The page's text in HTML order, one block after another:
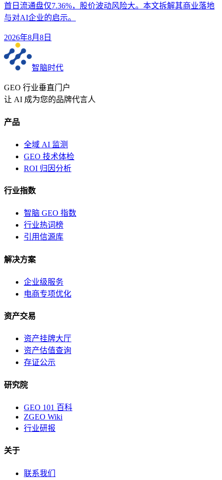
首日流通盘仅7.36%，股价波动风险大。本文拆解其商业落地
与对AI企业的启示。
2026年8月8日
智脑时代
GEO 行业垂直门户
让 AI 成为您的品牌代言人
产品
全域 AI 监测
GEO 技术体检
ROI 归因分析
行业指数
智脑 GEO 指数
行业热词榜
引用信源库
解决方案
企业级服务
电商专项优化
资产交易
资产挂牌大厅
资产估值查询
存证公示
研究院
GEO 101 百科
ZGEO Wiki
行业研报
关于
联系我们